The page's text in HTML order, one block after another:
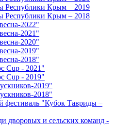
Республики Крым – 2019
Республики Крым – 2018
2022"
2021"
2020"
2019"
2018"
Cup - 2021"
Cup - 2019"
2019"
2018"
фестиваль "Кубок Тавриды –
дворовых и сельских команд -